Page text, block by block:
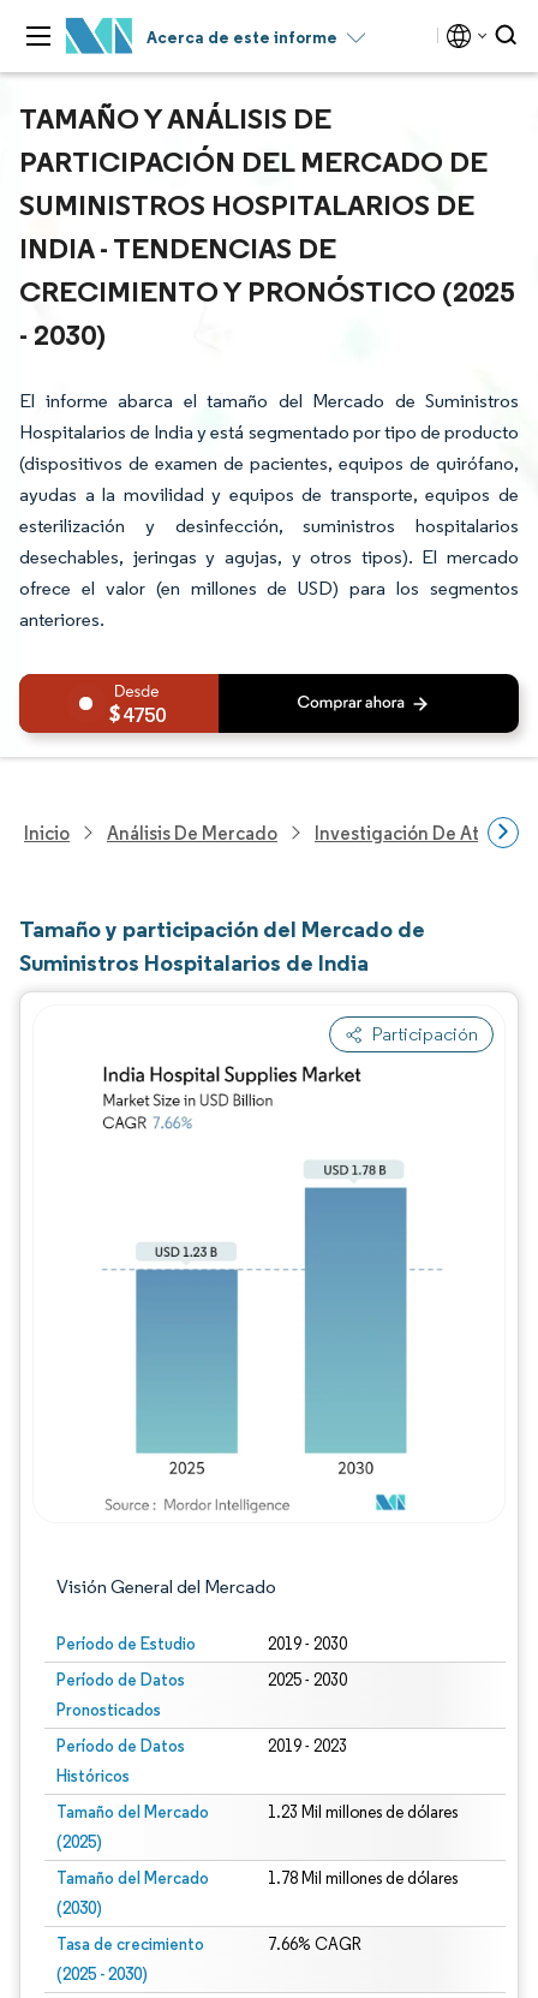
Acerca de este informe
TAMAÑO Y ANÁLISIS DE
PARTICIPACIÓN DEL MERCADO DE
SUMINISTROS HOSPITALARIOS DE
INDIA - TENDENCIAS DE
CRECIMIENTO Y PRONÓSTICO (2025
- 2030)
El informe abarca el tamaño del Mercado de Suministros
Hospitalarios de India y está segmentado por tipo de producto
(dispositivos de examen de pacientes, equipos de quirófano,
ayudas a la movilidad y equipos de transporte, equipos de
esterilización y desinfección, suministros hospitalarios
desechables, jeringas y agujas, y otros tipos). El mercado
ofrece el valor (en millones de USD) para los segmentos
anteriores.
4750
Inicio Análisis De Mercado Investigación De
Tamaño y participación del Mercado de
Suministros Hospitalarios de India
Participación
Visión General del Mercado
Período de Estudio 2019 - 2030
Período de Datos
Pronosticados
2025 - 2030
Período de Datos
Históricos
2019 - 2023
Tamaño del Mercado
(2025)
1.23 Mil millones de dólares
Tamaño del Mercado
(2030)
1.78 Mil millones de dólares
Tasa de crecimiento
(2025 - 2030)
7.66% CAGR